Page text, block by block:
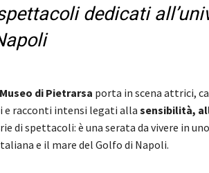
dedicati
di Pietrarsa porta in scena attrici,
racconti intensi legati alla sensibilità,
di spettacoli: è una serata da vivere in
e il mare del Golfo di Napoli.